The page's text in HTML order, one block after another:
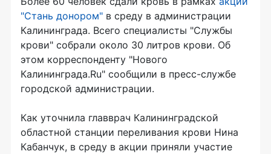
"Стань донором" в среду в администрации
Калининграда. Всего специалисты "Службы
крови" собрали около 30 литров крови. Об
этом корреспонденту "Нового
Калининграда.Ru" сообщили в пресс-службе
городской администрации.
Как уточнила главврач Калининградской
областной станции переливания крови Нина
Кабанчук, в среду в акции приняли участие